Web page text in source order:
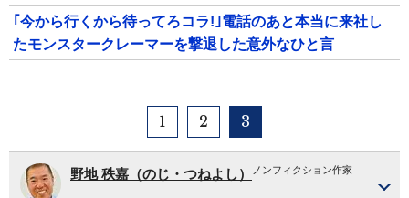
｢今から行くから待ってろコラ!｣電話のあと本当に来社し
たモンスタークレーマーを撃退した意外なひと言
1 2 3
野地 秩嘉（のじ・つねよし） ノンフィクション作家